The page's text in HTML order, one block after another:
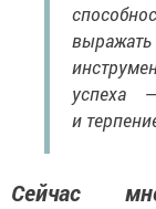
успеха
и
Сейчас